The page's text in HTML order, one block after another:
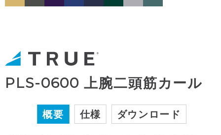
PLS-0600 上腕二頭筋カール
概要 仕様 ダウンロード